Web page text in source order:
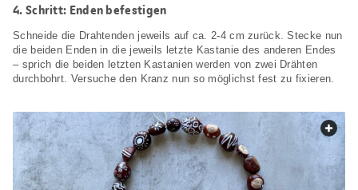
Schritt: Enden befestigen
Schneide die Drahtenden jeweils auf ca. 2-4 cm zurück. Stecke nun
die beiden Enden in die jeweils letzte Kastanie des anderen Endes
– sprich die beiden letzten Kastanien werden von zwei Drähten
durchbohrt. Versuche den Kranz nun so möglichst fest zu fixieren.